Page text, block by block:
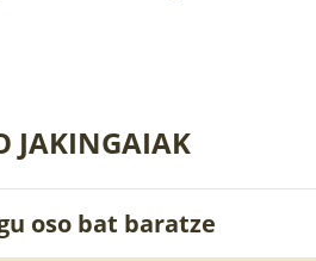
JAKINGAIAK
oso bat baratze